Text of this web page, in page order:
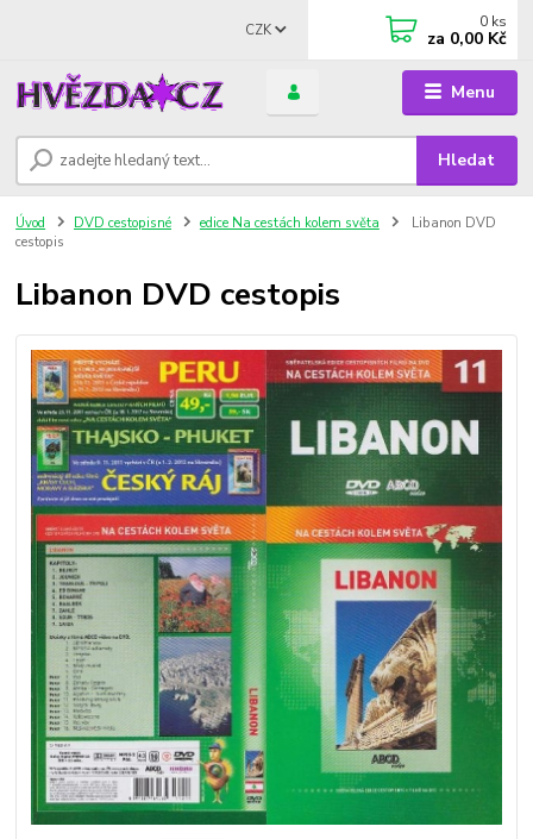
Menu
CZK
Hledat
0 ks
za 0,00 Kč
Úvod DVD cestopisné edice Na cestách kolem světa
Libanon DVD
cestopis
Libanon DVD cestopis